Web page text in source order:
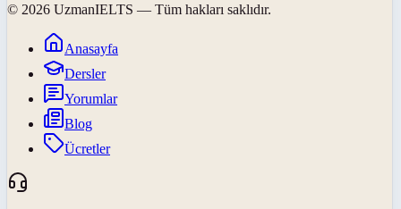
© 2026 UzmanIELTS — Tüm hakları saklıdır.
Anasayfa
Dersler
Yorumlar
Blog
Ücretler